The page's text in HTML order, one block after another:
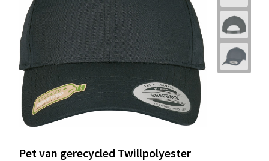
Pet van gerecycled Twillpolyester